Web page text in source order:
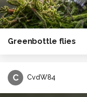
Greenbottle flies
C CvdW84